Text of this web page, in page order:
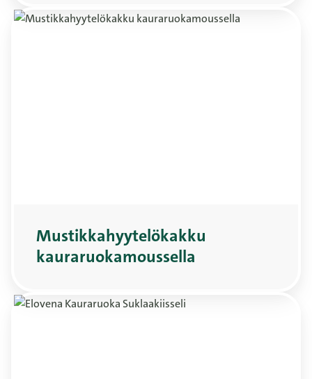
Mustikkahyytelökakku
kauraruokamoussella